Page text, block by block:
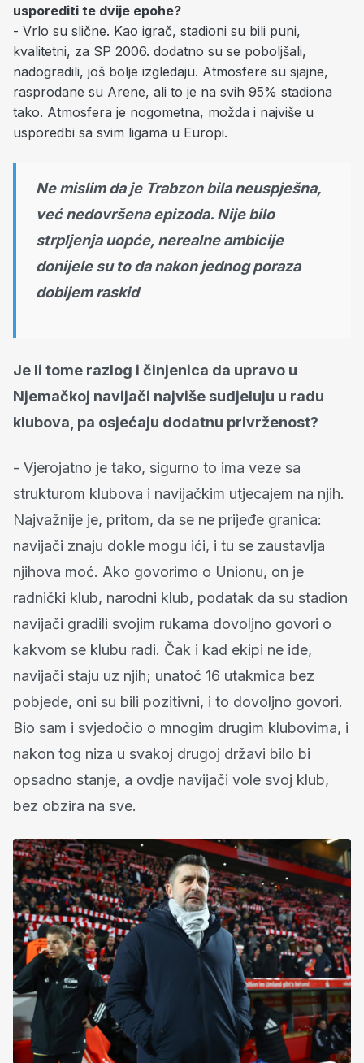
usporediti te dvije epohe?
- Vrlo su slične. Kao igrač, stadioni su bili puni,
kvalitetni, za SP 2006. dodatno su se poboljšali,
nadogradili, još bolje izgledaju. Atmosfere su sjajne,
rasprodane su Arene, ali to je na svih 95% stadiona
tako. Atmosfera je nogometna, možda i najviše u
usporedbi sa svim ligama u Europi.
Ne mislim da je Trabzon bila neuspješna,
već nedovršena epizoda. Nije bilo
strpljenja uopće, nerealne ambicije
donijele su to da nakon jednog poraza
dobijem raskid
Je li tome razlog i činjenica da upravo u
Njemačkoj navijači najviše sudjeluju u radu
klubova, pa osjećaju dodatnu privrženost?
- Vjerojatno je tako, sigurno to ima veze sa
strukturom klubova i navijačkim utjecajem na njih.
Najvažnije je, pritom, da se ne prijeđe granica:
navijači znaju dokle mogu ići, i tu se zaustavlja
njihova moć. Ako govorimo o Unionu, on je
radnički klub, narodni klub, podatak da su stadion
navijači gradili svojim rukama dovoljno govori o
kakvom se klubu radi. Čak i kad ekipi ne ide,
navijači staju uz njih; unatoč 16 utakmica bez
pobjede, oni su bili pozitivni, i to dovoljno govori.
Bio sam i svjedočio o mnogim drugim klubovima, i
nakon tog niza u svakoj drugoj državi bilo bi
opsadno stanje, a ovdje navijači vole svoj klub,
bez obzira na sve.